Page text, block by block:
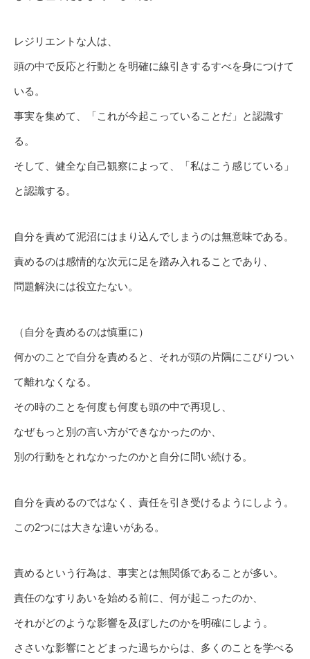
レジリエントな人は、
頭の中で反応と行動とを明確に線引きするすべを身につけて
いる。
事実を集めて、「これが今起こっていることだ」と認識す
る。
そして、健全な自己観察によって、「私はこう感じている」
と認識する。
自分を責めて泥沼にはまり込んでしまうのは無意味である。
責めるのは感情的な次元に足を踏み入れることであり、
問題解決には役立たない。
（自分を責めるのは慎重に）
何かのことで自分を責めると、それが頭の片隅にこびりつい
て離れなくなる。
その時のことを何度も何度も頭の中で再現し、
なぜもっと別の言い方ができなかったのか、
別の行動をとれなかったのかと自分に問い続ける。
自分を責めるのではなく、責任を引き受けるようにしよう。
この2つには大きな違いがある。
責めるという行為は、事実とは無関係であることが多い。
責任のなすりあいを始める前に、何が起こったのか、
それがどのような影響を及ぼしたのかを明確にしよう。
ささいな影響にとどまった過ちからは、多くのことを学べる